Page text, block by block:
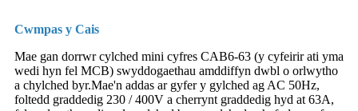
Cwmpas y Cais
Mae gan dorrwr cylched mini cyfres CAB6-63 (y cyfeirir ati yma
wedi hyn fel MCB) swyddogaethau amddiffyn dwbl o orlwytho
a chylched byr.Mae'n addas ar gyfer y gylched ag AC 50Hz,
foltedd graddedig 230 / 400V a cherrynt graddedig hyd at 63A,